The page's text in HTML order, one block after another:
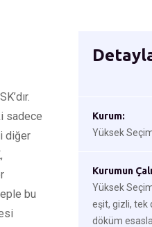
sadece
diğer
bu
Kurum:
Yüksek
Kurumun
Yüksek
eşit, gizli, tek
döküm